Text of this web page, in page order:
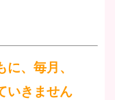
、毎月、
いきません